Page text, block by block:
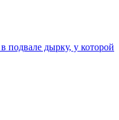
подвале дырку, у которой